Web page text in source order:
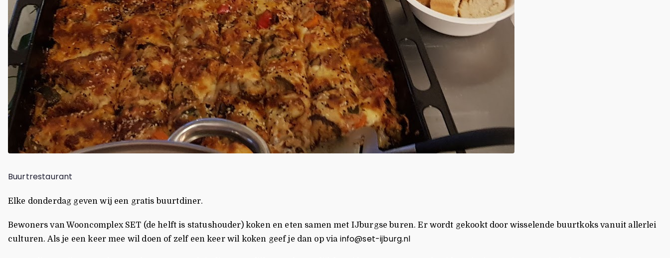
Buurtrestaurant
Elke donderdag geven wij een gratis buurtdiner.
Bewoners van Wooncomplex SET (de helft is statushouder) koken en eten samen met IJburgse buren. Er wordt gekookt door wisselende buurtkoks vanuit allerlei
culturen. Als je een keer mee wil doen of zelf een keer wil koken geef je dan op via info@set-ijburg.nl